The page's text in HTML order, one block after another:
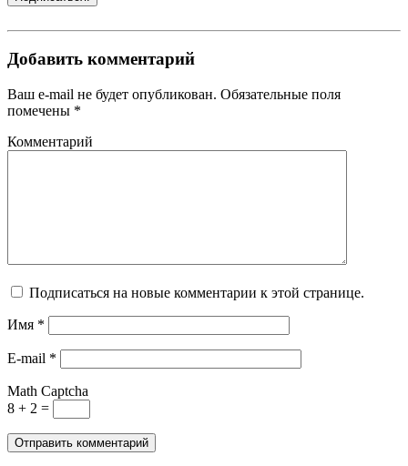
Добавить комментарий
Ваш e-mail не будет опубликован. Обязательные поля
помечены *
Комментарий
Подписаться на новые комментарии к этой странице.
Имя *
E-mail *
Math Captcha
8 + 2 =